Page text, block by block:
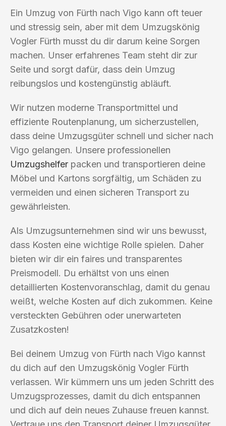
Ein Umzug von Fürth nach Vigo kann oft teuer
und stressig sein, aber mit dem Umzugskönig
Vogler Fürth musst du dir darum keine Sorgen
machen. Unser erfahrenes Team steht dir zur
Seite und sorgt dafür, dass dein Umzug
reibungslos und kostengünstig abläuft.
Wir nutzen moderne Transportmittel und
effiziente Routenplanung, um sicherzustellen,
dass deine Umzugsgüter schnell und sicher nach
Vigo gelangen. Unsere professionellen
Umzugshelfer packen und transportieren deine
Möbel und Kartons sorgfältig, um Schäden zu
vermeiden und einen sicheren Transport zu
gewährleisten.
Als Umzugsunternehmen sind wir uns bewusst,
dass Kosten eine wichtige Rolle spielen. Daher
bieten wir dir ein faires und transparentes
Preismodell. Du erhältst von uns einen
detaillierten Kostenvoranschlag, damit du genau
weißt, welche Kosten auf dich zukommen. Keine
versteckten Gebühren oder unerwarteten
Zusatzkosten!
Bei deinem Umzug von Fürth nach Vigo kannst
du dich auf den Umzugskönig Vogler Fürth
verlassen. Wir kümmern uns um jeden Schritt des
Umzugsprozesses, damit du dich entspannen
und dich auf dein neues Zuhause freuen kannst.